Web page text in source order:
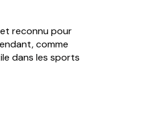
reconnu pour
comme
dans les sports